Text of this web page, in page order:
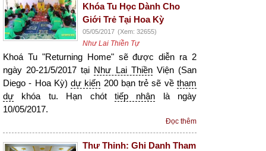
Khóa Tu Học Dành Cho
Giới Trẻ Tại Hoa Kỳ
05/05/2017 (Xem: 32655)
Như Lai Thiền Tự
Khoá Tu "Returning Home" sẽ được diễn ra 2
ngày 20-21/5/2017 tại Như Lai ThiềnViện (San
Diego - Hoa Kỳ)dự kiến 200 bạn trẻ sẽ vềtham
dự khóa tu. Hạn chót tiếp nhận là ngày
10/05/2017.
Đọc thêm
Thư Thỉnh: Ghi Danh Tham